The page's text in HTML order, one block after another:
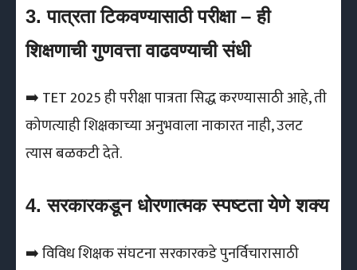
3. पात्रता टिकवण्यासाठी परीक्षा – ही
शिक्षणाची गुणवत्ता वाढवण्याची संधी
➡️ TET 2025 ही परीक्षा पात्रता सिद्ध करण्यासाठी आहे, ती
कोणत्याही शिक्षकाच्या अनुभवाला नाकारत नाही, उलट
त्यास बळकटी देते.
4. सरकारकडून धोरणात्मक स्पष्टता येणे शक्य
➡️ विविध शिक्षक संघटना सरकारकडे पुनर्विचारासाठी